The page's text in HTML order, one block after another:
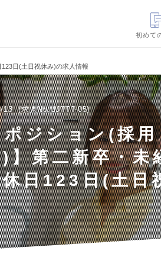
初めて
日(土日祝休み)の求人情報
13 求人No.UJTTT-05
ジション(採用
】第二新卒・未
日123日(土日